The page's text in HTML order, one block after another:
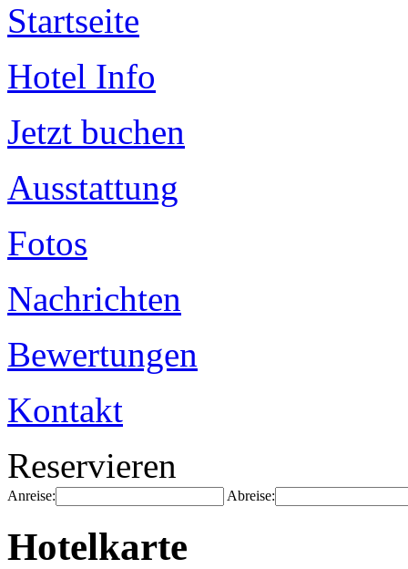
Startseite
Hotel Info
Jetzt buchen
Ausstattung
Fotos
Nachrichten
Bewertungen
Kontakt
Reservieren
Anreise: Abreise:
Hotelkarte